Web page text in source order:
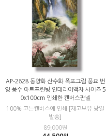
AP-2628 동양화 산수화 폭포그림 풍요 번
영 풍수 아트프린팅 인테리어액자 사이즈 5
0x100cm 인쇄한 캔버스판넬
100% 코튼캔버스에 인쇄 [재고보유 당일
발송]
89,000원